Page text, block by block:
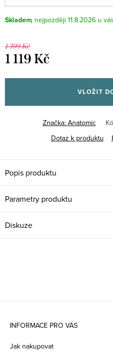
Skladem 11.8.2026
1 399 Kč
1 119 Kč
cena:
VLOŽIT
Značka: Anatomic
Dotaz k produktu
Popis produktu
Parametry produktu
Diskuze
INFORMACE PRO VÁS
Jak nakupovat